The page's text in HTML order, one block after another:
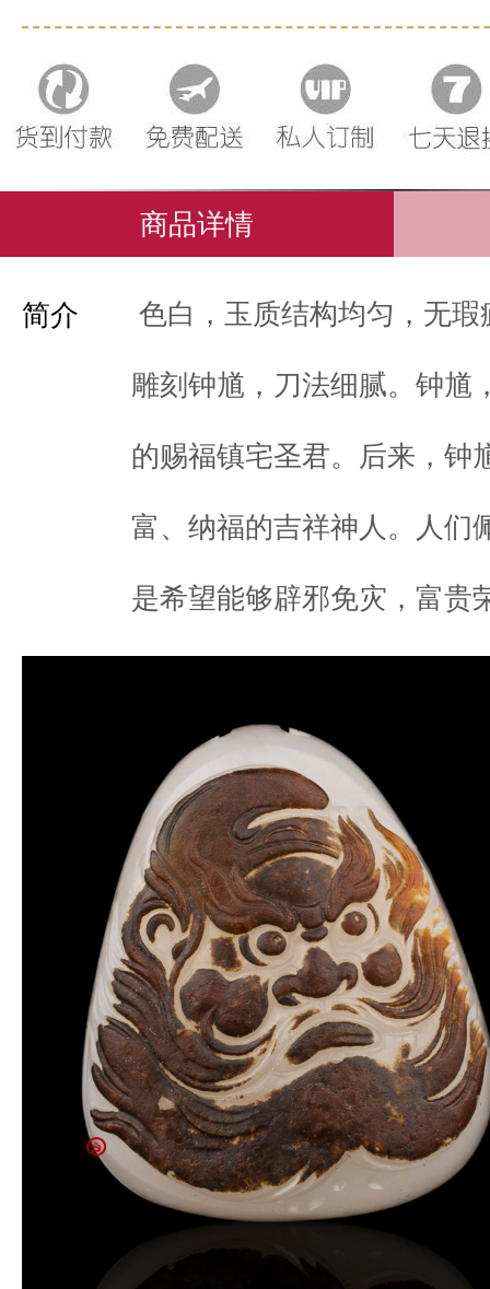
商品详情
简介 色白，玉质结构均匀，无
雕刻钟馗，刀法细腻。钟馗
的赐福镇宅圣君。后来，钟
富、纳福的吉祥神人。人们
是希望能够辟邪免灾，富贵